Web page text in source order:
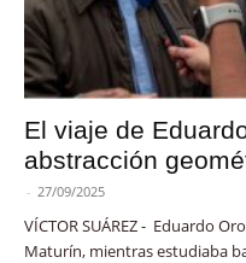
El viaje de
abstracción
- 27/09/2025
VÍCTOR SUÁREZ - Eduardo
Maturín, mientras estudiaba